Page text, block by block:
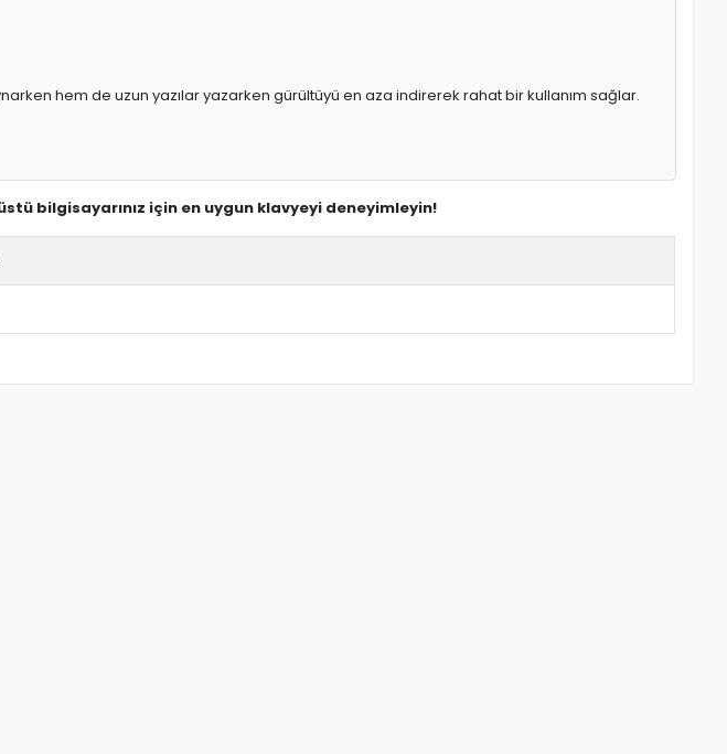
hem de uzun yazılar yazarken gürültüyü en aza indirerek rahat bir kullanım sağlar.
bilgisayarınız için en uygun klavyeyi deneyimleyin!